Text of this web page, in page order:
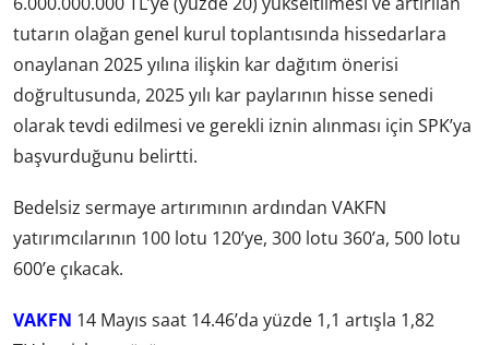
tutarın olağan genel kurul toplantısında hissedarlara
onaylanan 2025 yılına ilişkin kar dağıtım önerisi
doğrultusunda, 2025 yılı kar paylarının hisse senedi
olarak tevdi edilmesi ve gerekli iznin alınması için SPK’ya
başvurduğunu belirtti.
Bedelsiz sermaye artırımının ardından VAKFN
yatırımcılarının 100 lotu 120’ye, 300 lotu 360’a, 500 lotu
600’e çıkacak.
VAKFN 14 Mayıs saat 14.46’da yüzde 1,1 artışla 1,82